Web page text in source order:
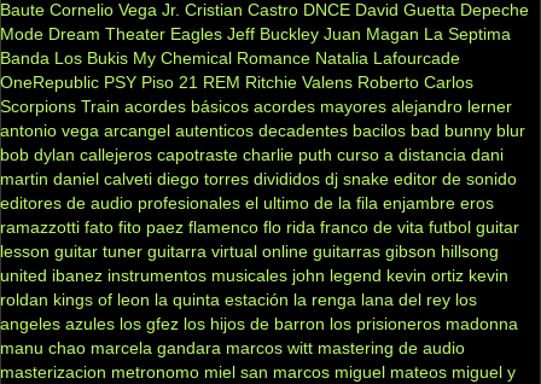
Baute Cornelio Vega Jr. Cristian Castro DNCE David Guetta Depeche
Mode Dream Theater Eagles Jeff Buckley Juan Magan La Septima
Banda Los Bukis My Chemical Romance Natalia Lafourcade
OneRepublic PSY Piso 21 REM Ritchie Valens Roberto Carlos
Scorpions Train acordes básicos acordes mayores alejandro lerner
antonio vega arcangel autenticos decadentes bacilos bad bunny blur
bob dylan callejeros capotraste charlie puth curso a distancia dani
martin daniel calveti diego torres divididos dj snake editor de sonido
editores de audio profesionales el ultimo de la fila enjambre eros
ramazzotti fato fito paez flamenco flo rida franco de vita futbol guitar
lesson guitar tuner guitarra virtual online guitarras gibson hillsong
united ibanez instrumentos musicales john legend kevin ortiz kevin
roldan kings of leon la quinta estación la renga lana del rey los
angeles azules los gfez los hijos de barron los prisioneros madonna
manu chao marcela gandara marcos witt mastering de audio
masterizacion metronomo miel san marcos miguel mateos miguel y